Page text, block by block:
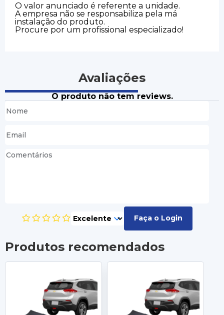
O valor anunciado é referente a unidade.
A empresa não se responsabiliza pela má
instalação do produto.
Procure por um profissional especializado!
Avaliações
O produto não tem reviews.
Faça o Login
Produtos recomendados